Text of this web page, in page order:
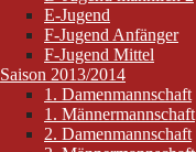
E-Jugend
F-Jugend Anfänger
F-Jugend Mittel
Saison 2013/2014
1. Damenmannschaft
1. Männermannschaft
2. Damenmannschaft